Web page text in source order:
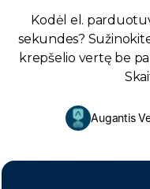
Kodėl el.
sekundes?
krepšelio vertę be
Augantis